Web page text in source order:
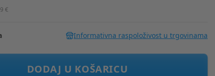
€
Informativna raspoloživost u trgovinama
mrežica za pohranu igračaka, medvjedić BROWN
DODAJ U KOŠARICU